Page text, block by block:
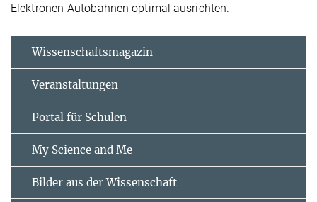
Elektronen-Autobahnen optimal ausrichten.
Wissenschaftsmagazin
Veranstaltungen
Portal für Schulen
My Science and Me
Bilder aus der Wissenschaft